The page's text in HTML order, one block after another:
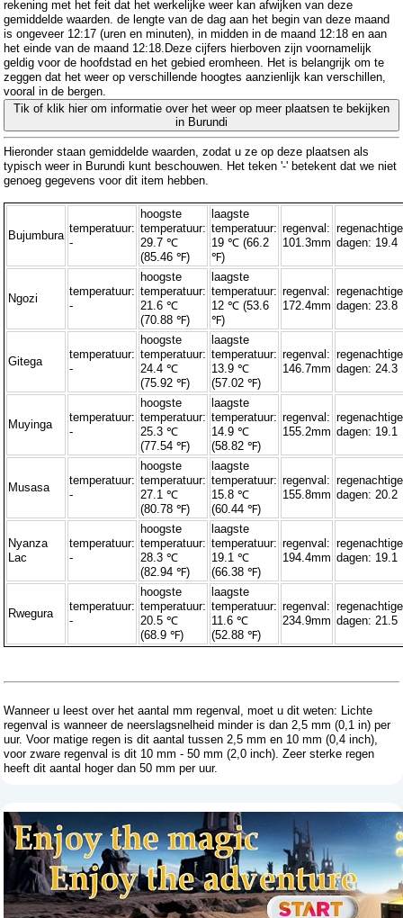
rekening met het feit dat het werkelijke weer kan afwijken van deze
gemiddelde waarden. de lengte van de dag aan het begin van deze maand
is ongeveer 12:17 (uren en minuten), in midden in de maand 12:18 en aan
het einde van de maand 12:18.Deze cijfers hierboven zijn voornamelijk
geldig voor de hoofdstad en het gebied eromheen. Het is belangrijk om te
zeggen dat het weer op verschillende hoogtes aanzienlijk kan verschillen,
vooral in de bergen.
Tik of klik hier om informatie over het weer op meer plaatsen te bekijken
in Burundi
Hieronder staan ​​gemiddelde waarden, zodat u ze op deze plaatsen als
typisch weer in Burundi kunt beschouwen. Het teken '-' betekent dat we niet
genoeg gegevens voor dit item hebben.
Bujumbura
temperatuur:
-
hoogste
temperatuur:
29.7 ℃
(85.46 ℉)
laagste
temperatuur:
19 ℃ (66.2
℉)
regenval:
101.3mm
regenachtige
dagen: 19.4
Ngozi
temperatuur:
-
hoogste
temperatuur:
21.6 ℃
(70.88 ℉)
laagste
temperatuur:
12 ℃ (53.6
℉)
regenval:
172.4mm
regenachtige
dagen: 23.8
Gitega
temperatuur:
-
hoogste
temperatuur:
24.4 ℃
(75.92 ℉)
laagste
temperatuur:
13.9 ℃
(57.02 ℉)
regenval:
146.7mm
regenachtige
dagen: 24.3
Muyinga
temperatuur:
-
hoogste
temperatuur:
25.3 ℃
(77.54 ℉)
laagste
temperatuur:
14.9 ℃
(58.82 ℉)
regenval:
155.2mm
regenachtige
dagen: 19.1
Musasa
temperatuur:
-
hoogste
temperatuur:
27.1 ℃
(80.78 ℉)
laagste
temperatuur:
15.8 ℃
(60.44 ℉)
regenval:
155.8mm
regenachtige
dagen: 20.2
Nyanza
Lac
temperatuur:
-
hoogste
temperatuur:
28.3 ℃
(82.94 ℉)
laagste
temperatuur:
19.1 ℃
(66.38 ℉)
regenval:
194.4mm
regenachtige
dagen: 19.1
Rwegura
temperatuur:
-
hoogste
temperatuur:
20.5 ℃
(68.9 ℉)
laagste
temperatuur:
11.6 ℃
(52.88 ℉)
regenval:
234.9mm
regenachtige
dagen: 21.5
Wanneer u leest over het aantal mm regenval, moet u dit weten: Lichte
regenval is wanneer de neerslagsnelheid minder is dan 2,5 mm (0,1 in) per
uur. Voor matige regen is dit aantal tussen 2,5 mm en 10 mm (0,4 inch),
voor zware regenval is dit 10 mm - 50 mm (2,0 inch). Zeer sterke regen
heeft dit aantal hoger dan 50 mm per uur.